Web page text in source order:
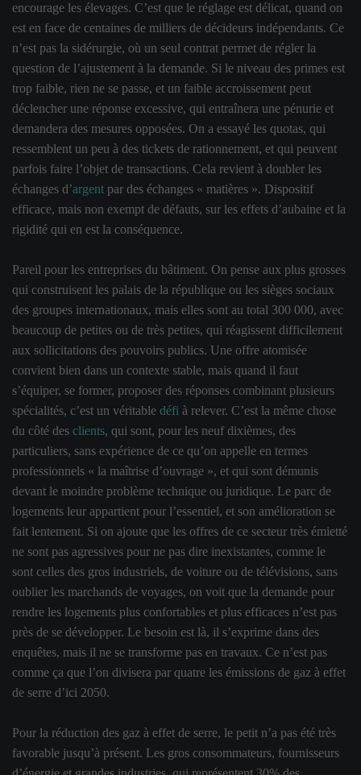
encourage les élevages. C’est que le réglage est délicat, quand on
est en face de centaines de milliers de décideurs indépendants. Ce
n’est pas la sidérurgie, où un seul contrat permet de régler la
question de l’ajustement à la demande. Si le niveau des primes est
trop faible, rien ne se passe, et un faible accroissement peut
déclencher une réponse excessive, qui entraînera une pénurie et
demandera des mesures opposées. On a essayé les quotas, qui
ressemblent un peu à des tickets de rationnement, et qui peuvent
parfois faire l’objet de transactions. Cela revient à doubler les
échanges d’argent par des échanges « matières ». Dispositif
efficace, mais non exempt de défauts, sur les effets d’aubaine et la
rigidité qui en est la conséquence.
Pareil pour les entreprises du bâtiment. On pense aux plus grosses
qui construisent les palais de la république ou les sièges sociaux
des groupes internationaux, mais elles sont au total 300 000, avec
beaucoup de petites ou de très petites, qui réagissent difficilement
aux sollicitations des pouvoirs publics. Une offre atomisée
convient bien dans un contexte stable, mais quand il faut
s’équiper, se former, proposer des réponses combinant plusieurs
spécialités, c’est un véritable défi à relever. C’est la même chose
du côté des clients, qui sont, pour les neuf dixièmes, des
particuliers, sans expérience de ce qu’on appelle en termes
professionnels « la maîtrise d’ouvrage », et qui sont démunis
devant le moindre problème technique ou juridique. Le parc de
logements leur appartient pour l’essentiel, et son amélioration se
fait lentement. Si on ajoute que les offres de ce secteur très émietté
ne sont pas agressives pour ne pas dire inexistantes, comme le
sont celles des gros industriels, de voiture ou de télévisions, sans
oublier les marchands de voyages, on voit que la demande pour
rendre les logements plus confortables et plus efficaces n’est pas
près de se développer. Le besoin est là, il s’exprime dans des
enquêtes, mais il ne se transforme pas en travaux. Ce n’est pas
comme ça que l’on divisera par quatre les émissions de gaz à effet
de serre d’ici 2050.
Pour la réduction des gaz à effet de serre, le petit n’a pas été très
favorable jusqu’à présent. Les gros consommateurs, fournisseurs